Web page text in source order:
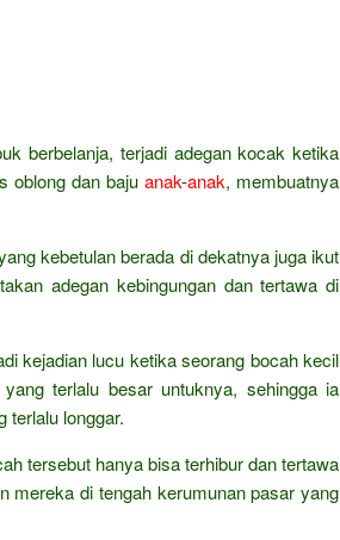
berbelanja, terjadi adegan kocak ketika
oblong dan baju anak-anak, membuatnya
kebetulan berada di dekatnya juga ikut
adegan kebingungan dan tertawa di
kejadian lucu ketika seorang bocah kecil
terlalu besar untuknya, sehingga ia
terlalu longgar.
tersebut hanya bisa terhibur dan tertawa
mereka di tengah kerumunan pasar yang